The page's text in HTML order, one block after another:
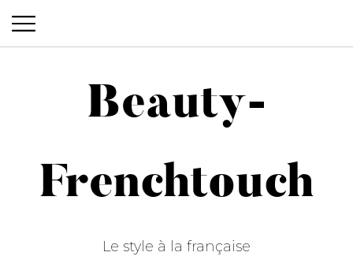
Beauty-Frenchtouch
Beauty-
Frenchtouch
Le style à la française